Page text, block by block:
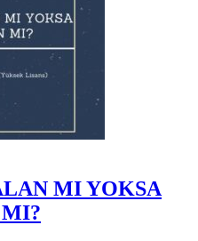
MI YOKSA